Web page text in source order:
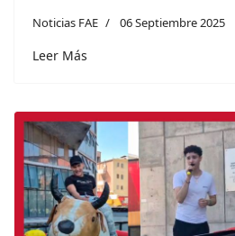
Noticias FAE 06 Septiembre 2025
Leer Más